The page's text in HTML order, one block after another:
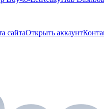
сайтаОткрыть аккаунт